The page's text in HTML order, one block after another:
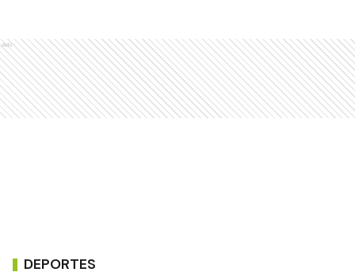
Ads
DEPORTES